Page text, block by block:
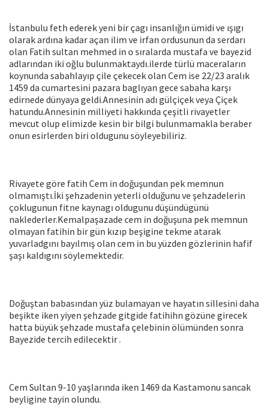
İstanbulu feth ederek yeni bir çagı insanlığın ümidi ve ışıgı
olarak ardına kadar açan ilim ve irfan ordusunun da serdarı
olan Fatih sultan mehmed in o sıralarda mustafa ve bayezid
adlarından iki oğlu bulunmaktaydı.ilerde türlü maceraların
koynunda sabahlayıp çile çekecek olan Cem ise 22/23 aralık
1459 da cumartesini pazara baglıyan gece sabaha karşı
edirnede dünyaya geldi.Annesinin adı gülçiçek veya Çiçek
hatundu.Annesinin milliyeti hakkında çeşitli rivayetler
mevcut olup elimizde kesin bir bilgi bulunmamakla beraber
onun esirlerden biri oldugunu söyleyebiliriz.
Rivayete göre fatih Cem in doğuşundan pek memnun
olmamıştı.İki şehzadenin yeterli olduğunu ve şehzadelerin
çoklugunun fitne kaynagı oldugunu düşündügünü
naklederler.Kemalpaşazade cem in doğuşuna pek memnun
olmayan fatihin bir gün kızıp beşigine tekme atarak
yuvarladgını bayılmış olan cem in bu yüzden gözlerinin hafif
şaşı kaldıgını söylemektedir.
Doğuştan babasından yüz bulamayan ve hayatın sillesini daha
beşikte iken yiyen şehzade gitgide fatihihn gözüne girecek
hatta büyük şehzade mustafa çelebinin ölümünden sonra
Bayezide tercih edilecektir .
Cem Sultan 9-10 yaşlarında iken 1469 da Kastamonu sancak
beyligine tayin olundu.